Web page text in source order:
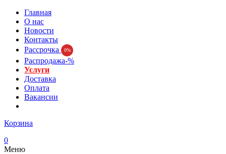
Главная
О нас
Новости
Контакты
Рассрочка
0%
Распродажа-%
Услуги
Доставка
Оплата
Вакансии
Корзина
0
Меню